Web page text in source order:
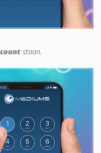
staan.